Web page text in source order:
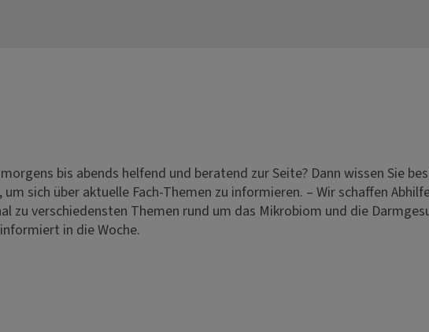
bis abends helfend und beratend zur Seite? Dann wissen Sie
sich über aktuelle Fach-Themen zu informieren. – Wir schaffen
zu verschiedensten Themen rund um das Mikrobiom und die
in die Woche.